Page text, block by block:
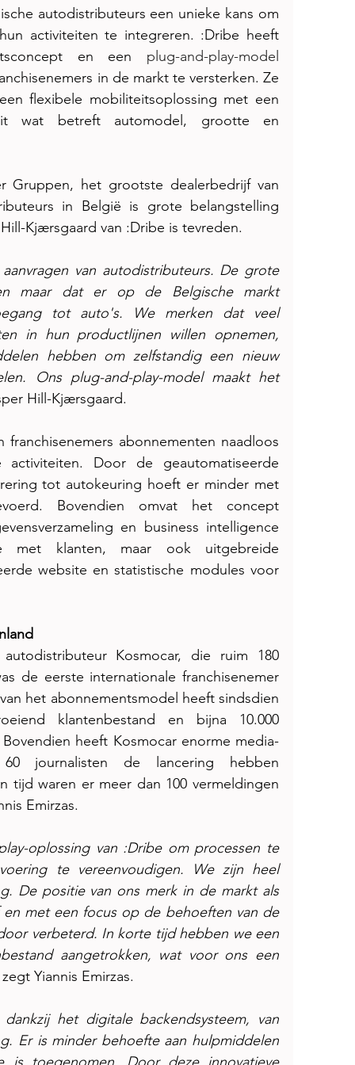
autodistributeurs een unieke kans om
activiteiten te integreren. :Dribe heeft
en een plug-and-play-model
in de markt te versterken. Ze
flexibele mobiliteitsoplossing met een
wat betreft automodel, grootte en
Gruppen, het grootste dealerbedrijf van
in België is grote belangstelling
Kjærsgaard van :Dribe is tevreden.
van autodistributeurs. De grote
maar dat er op de Belgische markt
tot auto's. We merken dat veel
in hun productlijnen willen opnemen,
hebben om zelfstandig een nieuw
Ons plug-and-play-model maakt het
Hill-Kjærsgaard.
abonnementen naadloos
Door de geautomatiseerde
tot autokeuring hoeft er minder met
Bovendien omvat het concept
en business intelligence
met klanten, maar ook uitgebreide
website en statistische modules voor
Kosmocar, die ruim 180
de eerste internationale franchisenemer
het abonnementsmodel heeft sindsdien
klantenbestand en bijna 10.000
heeft Kosmocar enorme media-
journalisten de lancering hebben
tijd waren er meer dan 100 vermeldingen
Emirzas.
oplossing van :Dribe om processen te
te vereenvoudigen. We zijn heel
De positie van ons merk in de markt als
met een focus op de behoeften van de
verbeterd. In korte tijd hebben we een
aangetrokken, wat voor ons een
Yiannis Emirzas.
het digitale backendsysteem, van
Er is minder behoefte aan hulpmiddelen